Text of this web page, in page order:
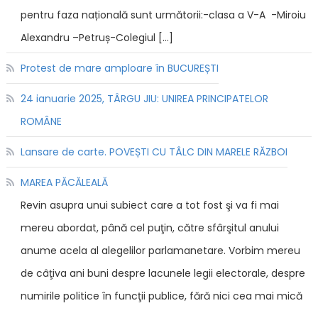
pentru faza națională sunt următorii:-clasa a V-A -Miroiu
Alexandru –Petruș-Colegiul […]
Protest de mare amploare în BUCUREȘTI
24 ianuarie 2025, TÂRGU JIU: UNIREA PRINCIPATELOR
ROMÂNE
Lansare de carte. POVEȘTI CU TÂLC DIN MARELE RĂZBOI
MAREA PĂCĂLEALĂ
Revin asupra unui subiect care a tot fost şi va fi mai
mereu abordat, până cel puţin, către sfârşitul anului
anume acela al alegelilor parlamanetare. Vorbim mereu
de câţiva ani buni despre lacunele legii electorale, despre
numirile politice în funcţii publice, fără nici cea mai mică